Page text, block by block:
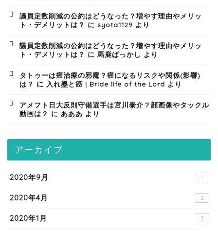
議員定数削減の公約はどうなった？増やす理由やメリッ
ト・デメリットは？ に syota1129 より
議員定数削減の公約はどうなった？増やす理由やメリッ
ト・デメリットは？ に 馬鹿ばっかし より
タトゥーは癌治療の邪魔？癌になるリスクや関係(影響)
は？ に 入れ墨と癌 | Bride life of the Lord より
アメフト日大反則守備選手は宮川泰介？顔画像やタックル
動画は？ に あああ より
アーカイブ
2020年9月 1
2020年4月 2
2020年1月 3